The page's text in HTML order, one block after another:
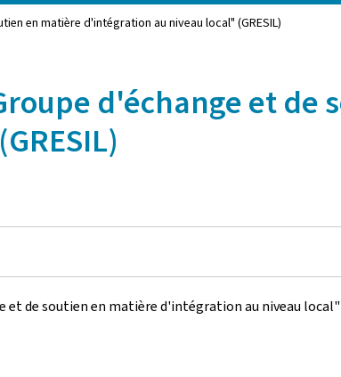
en matière d'intégration au niveau local" (GRESIL)
d'échange et de
et de soutien en matière d'intégration au niveau local"